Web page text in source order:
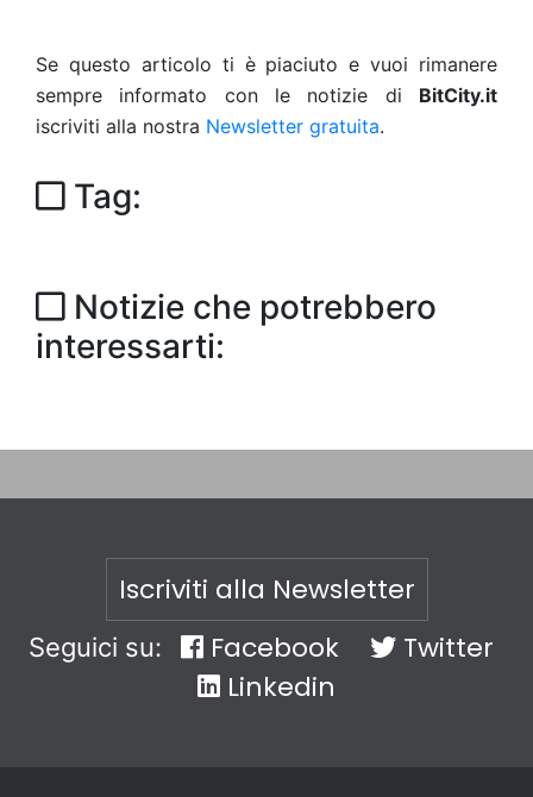
Se questo articolo ti è piaciuto e vuoi rimanere
sempre informato con le notizie di BitCity.it
iscriviti alla nostra Newsletter gratuita.
Tag:
Notizie che potrebbero
interessarti:
Iscriviti alla Newsletter
Seguici su: Facebook
Twitter
Linkedin